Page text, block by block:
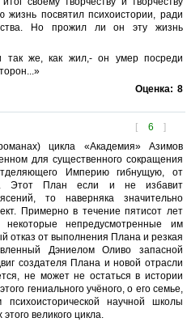
посвятил психоистории, ради
Но прожил ли он эту жизнь
же, как жил,- он умер посреди
Оценка: 8
[ 6 ]
цикла «Академия» Азимов
для существенного сокращения
Империю гибнущую, от
Этот План если и не избавит
то наверняка значительно
Примерно в течение пятисот лет
непредусмотренные им
отказ от выполнения Плана и резкая
Дэниелом Оливо запасной
создателя Плана и новой отрасли
не может не остаться в истории
гениального учёного, о его семье,
научной школы
великого цикла.